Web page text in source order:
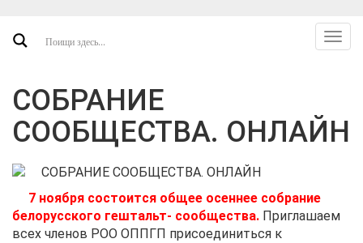
СОБРАНИЕ
СООБЩЕСТВА. ОНЛАЙН
7 ноября состоится общее осеннее собрание
белорусского гештальт- сообщества. Приглашаем
всех членов РОО ОППГП присоединиться к